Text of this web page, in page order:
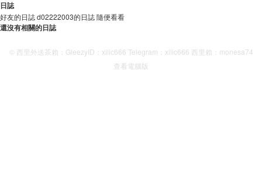
日誌
好友的日誌d02222003的日誌隨便看看
還沒有相關的日誌
© 西里外送茶賴：GleezyID：xilic666 Telegram：xilic666 西里賴：monesa74
查看電腦版